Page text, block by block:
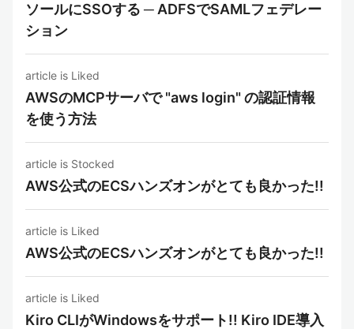
ソールにSSOする ─ ADFSでSAMLフェデレー
ション
article is Liked
AWSのMCPサーバで "aws login" の認証情報
を使う方法
article is Stocked
AWS公式のECSハンズオンがとても良かった!!
article is Liked
AWS公式のECSハンズオンがとても良かった!!
article is Liked
Kiro CLIがWindowsをサポート!! Kiro IDE導入